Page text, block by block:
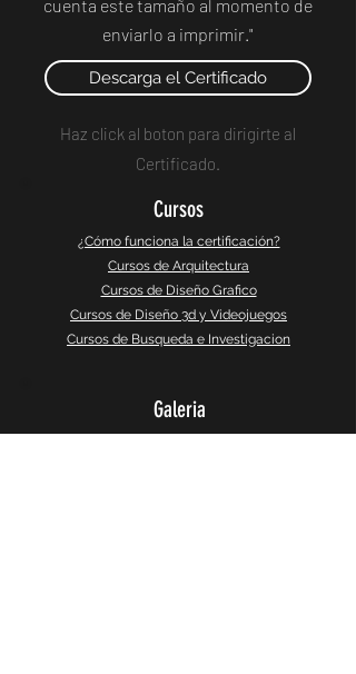
cuenta este tamaño al momento de
enviarlo a imprimir."
Descarga el Certificado
Haz click al boton para dirigirte al
Certificado.
Cursos
¿Cómo funciona la certificación?
Cursos de Arquitectura
Cursos de Diseño Grafico
Cursos de Diseño 3d y Videojuegos
Cursos de Busqueda e Investigacion
Galeria